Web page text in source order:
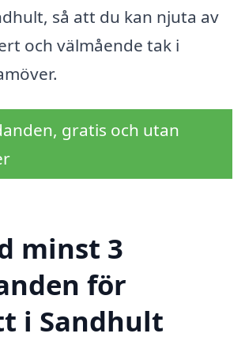
så att du kan njuta av
och välmående tak i
gratis och utan
minst 3
för
i Sandhult